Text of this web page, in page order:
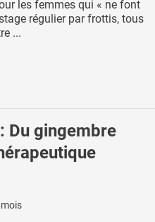
les femmes qui « ne font
régulier par frottis, tous
...
Du gingembre